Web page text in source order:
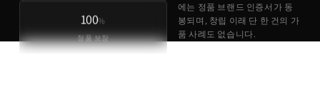
에는 정품 브랜드 인증서가 동
봉되며, 창립 이래 단 한 건의 가
품 사례도 없습니다.
100%
정품 보장